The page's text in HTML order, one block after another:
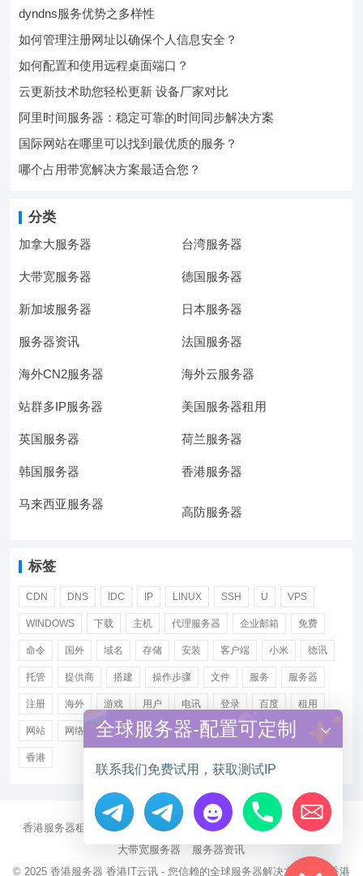
dyndns服务优势之多样性
如何管理注册网址以确保个人信息安全？
如何配置和使用远程桌面端口？
云更新技术助您轻松更新 设备厂家对比
阿里时间服务器：稳定可靠的时间同步解决方案
国际网站在哪里可以找到最优质的服务？
哪个占用带宽解决方案最适合您？
分类
加拿大服务器 台湾服务器
大带宽服务器 德国服务器
新加坡服务器 日本服务器
服务器资讯 法国服务器
海外CN2服务器 海外云服务器
站群多IP服务器 美国服务器租用
英国服务器 荷兰服务器
韩国服务器 香港服务器
马来西亚服务器
高防服务器
标签
CDN DNS IDC IP LINUX SSH U VPS
WINDOWS 下载 主机 代理服务器 企业邮箱 免费
命令 国外 域名 存储 安装 客户端 小米 德讯
托管 提供商 搭建 操作步骤 文件 服务 服务器
注册 海外 游戏 用户 电讯 登录 百度 租用
网站 网络 腾讯 虚拟主机 证书 配置 阿里
香港
香港服务器租用 海外CN2服务器 站群多IP服务器
海外云服务器
大带宽服务器
服务器资讯
© 2025 香港服务器 香港IT云讯 - 您信赖的全球服务器解决方案伙伴 香港
Hide chaty
全球服务器-配置可定制
联系我们免费试用，获取测试IP